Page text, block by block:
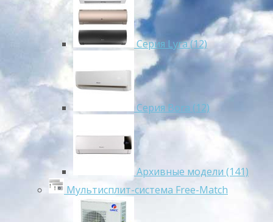
Серия Lyra (12)
Серия Bora (12)
Архивные модели (141)
Мультисплит-система Free-Match